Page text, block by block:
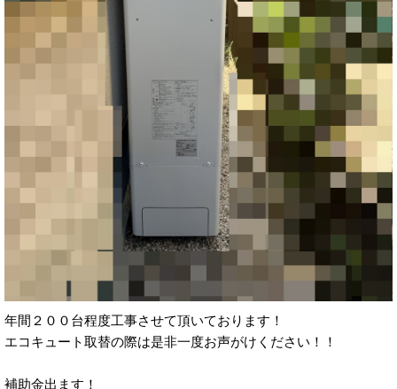
年間２００台程度工事させて頂いております！
エコキュート取替の際は是非一度お声がけください！！
補助金出ます！